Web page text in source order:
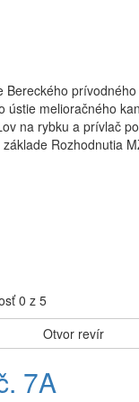
Bereckého
ústie melioračného
na rybku a prívlač
Rozhodnutia
Otvor revír
7A